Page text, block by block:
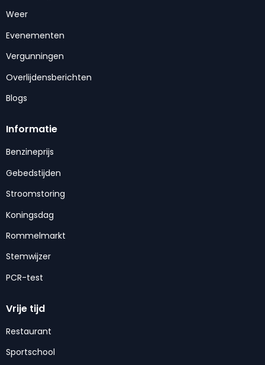
Weer
Evenementen
Vergunningen
Overlijdensberichten
Blogs
Informatie
Benzineprijs
Gebedstijden
Stroomstoring
Koningsdag
Rommelmarkt
Stemwijzer
PCR-test
Vrije tijd
Restaurant
Sportschool